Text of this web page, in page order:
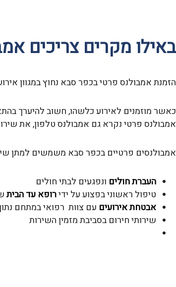
באילו מקרים צריכים
הזמנת אמבולנס פרטי בכפר סבא נחוץ במגוון
כאשר מוזמנים לאירוע כלשהו, חשוב להיערך
אמבולנס פרטי נקרא גם אמבולנס טלפון, את
אמבולנסים פרטיים בכפר סבא משמשים למתן
העברת חולים ונפגעים לבתי חולים
טיפול ראשוני בפצוע על ידירופא עד הבית
אבטחת אירועים עם צוות רפואי במתחם
שירותי חירום בסביבת מזמין השירות